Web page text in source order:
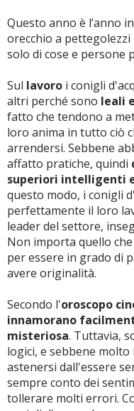
Questo anno è l’anno
orecchio a pettegolezzi
solo di cose e persone
Sul lavoro i conigli
altri perché sono leali
fatto che tendono a
loro anima in tutto ciò
arrendersi. Sebbene
affatto pratiche, quindi
superiori intelligenti
questo modo, i conigli
perfettamente il loro
leader del settore,
Non importa quello
per essere in grado di
avere originalità.
Secondo l'oroscopo
innamorano
misteriosa. Tuttavia,
logici, e sebbene
astenersi dall'essere
sempre conto dei
tollerare molti errori.